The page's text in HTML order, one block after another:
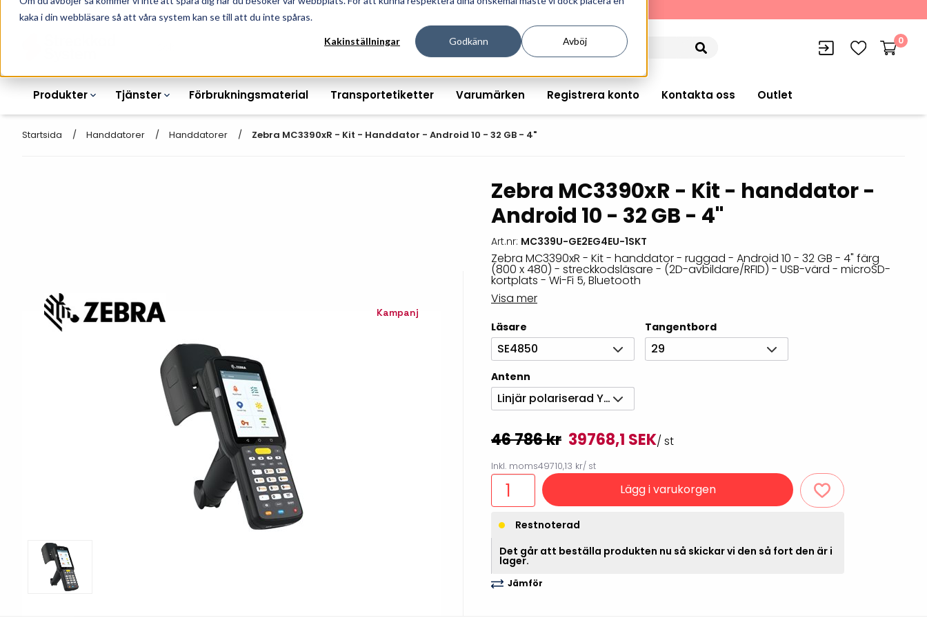
kaka i din webbläsare så att våra system kan se till att du inte spåras.
Kakinställningar Godkänn Avböj
010-162 61 90 Lösningar för professionell informationshantering och märkning
0
Produkter
bläckstråleskrivare
Print & Apply
Förbrukning
bläckstråleskrivare
Varningsetiketter
Handhållna streckkodsläsare
Bordsstreckkodsläsare
Streckkodsverifierare
Tillbehör streckkodsläsare
Handdatorer
Tablets
Wearable Computers
Tillbehör handdatorer
Pekskärmsdatorer
och pekskärmar
RFID Skrivare
RFID Etiketter
Mobile Device Management
Outlet-handdatorer
Outlet-skrivare
VISITIQ: Besökssystem
Tjänster
Plastlister för hyllkanter
Alukett
Räkna ut EAN kontrollsiffran
Order offertförfrågan
streckkodsoriginal
VISITIQ: Besökssystem
Utlåning hyra och
Datorlös etikettutskrift och
kopiering
Förbrukningsmaterial Transportetiketter Varumärken Registrera konto Kontakta oss Outlet
Startsida Handdatorer Handdatorer Zebra MC3390xR - Kit - Handdator - Android 10 - 32 GB - 4"
Kampanj
Zebra MC3390xR - Kit - handdator -
Android 10 - 32 GB - 4"
Art.nr: MC339U-GE2EG4EU-1SKT
Zebra MC3390xR - Kit - handdator - ruggad - Android 10 - 32 GB - 4" färg
(800 x 480) - streckkodsläsare - (2D-avbildare/RFID) - USB-värd - microSD-
kortplats - Wi-Fi 5, Bluetooth
Visa mer
Läsare
SE4850
Tangentbord
29
Antenn
Linjär polariserad Yagi Antenn / Docka
46 786 kr 39768,1 SEK/ st
Inkl. moms49710,13 kr/ st
Lägg i varukorgen
Restnoterad
Det går att beställa produkten nu så skickar vi den så fort den är i
lager.
Jämför